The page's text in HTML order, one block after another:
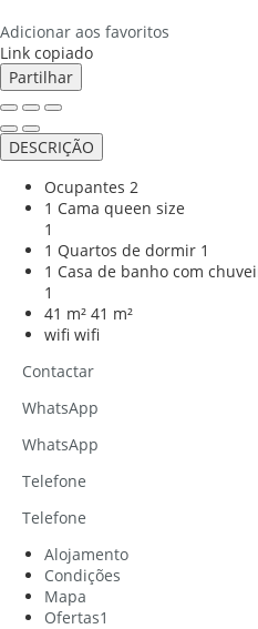
Adicionar aos favoritos
Link copiado
Partilhar
DESCRIÇÃO
Ocupantes 2
1 Cama queen size
1
1 Quartos de dormir 1
1 Casa de banho com
1
41 m² 41 m²
wifi wifi
Contactar
WhatsApp
WhatsApp
Telefone
Telefone
Alojamento
Condições
Mapa
Ofertas1